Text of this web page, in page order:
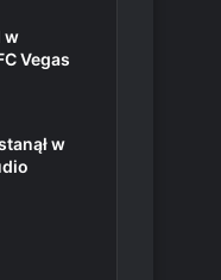
w
Vegas
w